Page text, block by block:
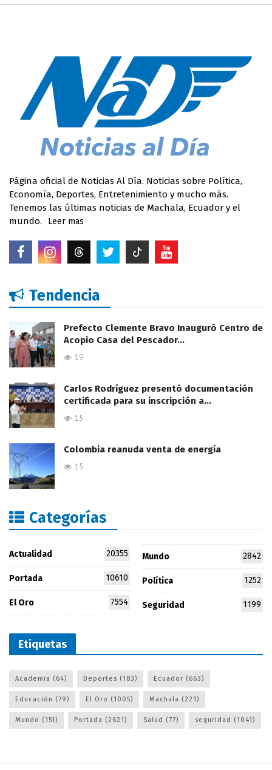
Página oficial de Noticias Al Día. Noticias sobre Política,
Economía, Deportes, Entretenimiento y mucho más.
Tenemos las últimas noticias de Machala, Ecuador y el
mundo.
Leer mas
Tendencia
Prefecto Clemente Bravo Inauguró Centro de
Acopio Casa del Pescador…
19
Carlos Rodríguez presentó documentación
certificada para su inscripción a…
15
Colombia reanuda venta de energía
15
Categorías
Actualidad 20355
Portada 10610
El Oro 7554
Mundo 2842
Política 1252
Seguridad 1199
Etiquetas
Academia (64) Deportes (183) Ecuador (663)
Educación (79) El Oro (1005) Machala (221)
Mundo (151) Portada (2621) Salud (77) seguridad (1041)